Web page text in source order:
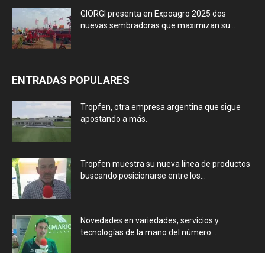
GIORGI presenta en Expoagro 2025 dos
nuevas sembradoras que maximizan su...
ENTRADAS POPULARES
Tropfen, otra empresa argentina que sigue
apostando a más.
Tropfen muestra su nueva línea de productos
buscando posicionarse entre los...
Novedades en variedades, servicios y
tecnologías de la mano del número...